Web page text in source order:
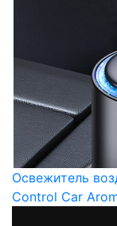
Освежитель
Control Car